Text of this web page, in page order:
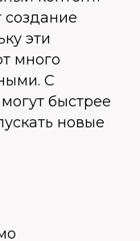
создание
эти
много
С
быстрее
новые